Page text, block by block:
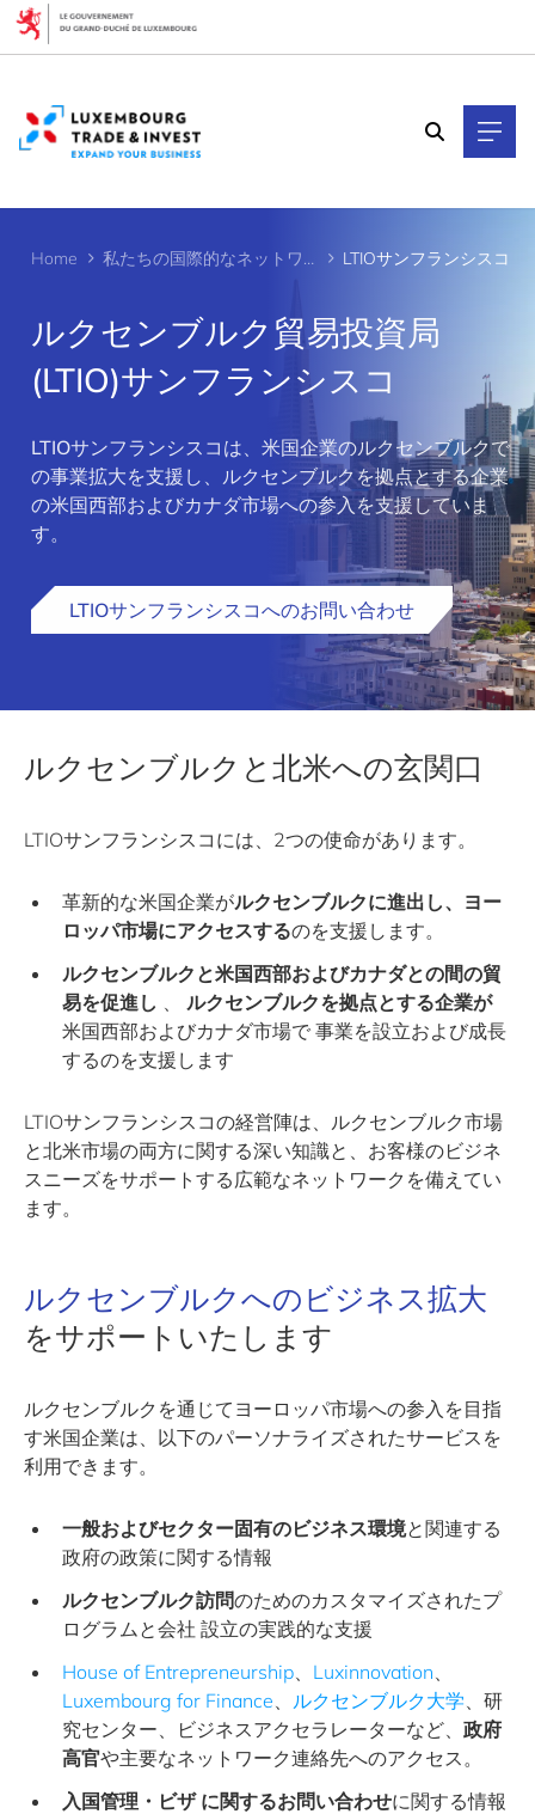
Home 私たちの国際的なネットワーク LTIOサンフランシスコ
ルクセンブルク貿易投資局
(LTIO)サンフランシスコ
LTIOサンフランシスコは、米国企業のルクセンブルクで
の事業拡大を支援し、ルクセンブルクを拠点とする企業
の米国西部およびカナダ市場への参入を支援していま
す。
LTIOサンフランシスコへのお問い合わせ
ルクセンブルクと北米への玄関口
LTIOサンフランシスコには、2つの使命があります。
革新的な米国企業がルクセンブルクに進出し、ヨー
ロッパ市場にアクセスするのを支援します。
ルクセンブルクと米国西部およびカナダとの間の貿
易を促進し 、 ルクセンブルクを拠点とする企業が
米国西部およびカナダ市場で 事業を設立および成長
するのを支援します
LTIOサンフランシスコの経営陣は、ルクセンブルク市場
と北米市場の両方に関する深い知識と、お客様のビジネ
スニーズをサポートする広範なネットワークを備えてい
ます。
ルクセンブルクへのビジネス拡大
をサポートいたします
ルクセンブルクを通じてヨーロッパ市場への参入を目指
す米国企業は、以下のパーソナライズされたサービスを
利用できます。
一般およびセクター固有のビジネス環境と関連する
政府の政策に関する情報
ルクセンブルク訪問のためのカスタマイズされたプ
ログラムと会社 設立の実践的な支援
House of Entrepreneurship、 Luxinnovation、
Luxembourg for Finance、 ルクセンブルク大学、研
究センター、ビジネスアクセラレーターなど、 政府
高官や主要なネットワーク連絡先へのアクセス。
入国管理・ビザ に関するお問い合わせに関する情報
Cookies management panel